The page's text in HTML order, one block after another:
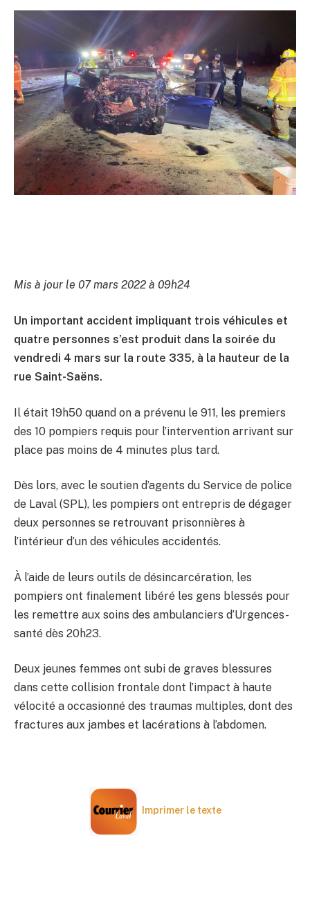
Mis à jour le 07 mars 2022 à 09h24
Un important accident impliquant trois véhicules et
quatre personnes s’est produit dans la soirée du
vendredi 4 mars sur la route 335, à la hauteur de la
rue Saint-Saëns.
Il était 19h50 quand on a prévenu le 911, les premiers
des 10 pompiers requis pour l’intervention arrivant sur
place pas moins de 4 minutes plus tard.
Dès lors, avec le soutien d’agents du Service de police
de Laval (SPL), les pompiers ont entrepris de dégager
deux personnes se retrouvant prisonnières à
l’intérieur d’un des véhicules accidentés.
À l’aide de leurs outils de désincarcération, les
pompiers ont finalement libéré les gens blessés pour
les remettre aux soins des ambulanciers d’Urgences-
santé dès 20h23.
Deux jeunes femmes ont subi de graves blessures
dans cette collision frontale dont l’impact à haute
vélocité a occasionné des traumas multiples, dont des
fractures aux jambes et lacérations à l’abdomen.
Imprimer le texte